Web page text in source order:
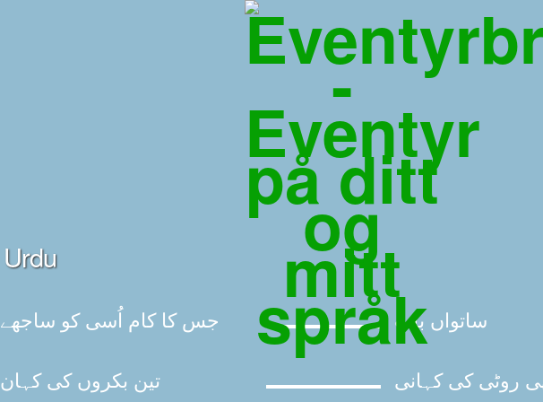
Urdu
جس کا کام اُسی کو ساجھے ساتواں باپ
تین بکروں کی کہان روٹی کی کہانی